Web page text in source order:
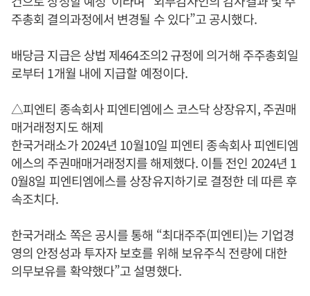
주총회 결의과정에서 변경될 수 있다”고 공시했다.
배당금 지급은 상법 제464조의2 규정에 의거해 주주총회일
로부터 1개월 내에 지급할 예정이다.
△피엔티 종속회사 피엔티엠에스 코스닥 상장유지, 주권매
매거래정지도 해제
한국거래소가 2024년 10월10일 피엔티 종속회사 피엔티엠
에스의 주권매매거래정지를 해제했다. 이틀 전인 2024년 1
0월8일 피엔티엠에스를 상장유지하기로 결정한 데 따른 후
속조치다.
한국거래소 쪽은 공시를 통해 “최대주주(피엔티)는 기업경
영의 안정성과 투자자 보호를 위해 보유주식 전량에 대한
의무보유를 확약했다”고 설명했다.